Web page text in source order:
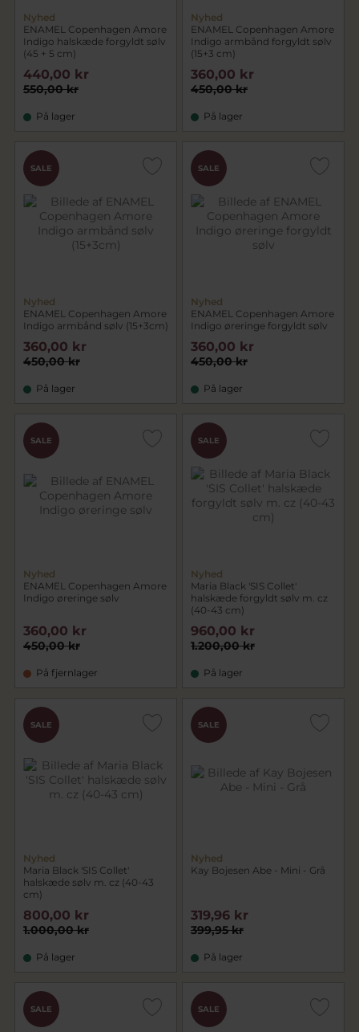
Nyhed
ENAMEL Copenhagen Amore
Indigo halskæde forgyldt sølv
(45 + 5 cm)
550,00 kr
440,00 kr
På lager
Nyhed
ENAMEL Copenhagen Amore
Indigo armbånd forgyldt sølv
(15+3 cm)
450,00 kr
360,00 kr
På lager
SALE
Nyhed
ENAMEL Copenhagen Amore
Indigo armbånd sølv (15+3cm)
450,00 kr
360,00 kr
På lager
SALE
Nyhed
ENAMEL Copenhagen Amore
Indigo øreringe forgyldt sølv
450,00 kr
360,00 kr
På lager
SALE
Nyhed
ENAMEL Copenhagen Amore
Indigo øreringe sølv
450,00 kr
360,00 kr
På fjernlager
SALE
Nyhed
Maria Black 'SIS Collet'
halskæde forgyldt sølv m. cz
(40-43 cm)
1.200,00 kr
960,00 kr
På lager
SALE
Nyhed
Maria Black 'SIS Collet'
halskæde sølv m. cz (40-43
cm)
1.000,00 kr
800,00 kr
På lager
SALE
Nyhed
Kay Bojesen Abe - Mini - Grå
399,95 kr
319,96 kr
På lager
SALE SALE